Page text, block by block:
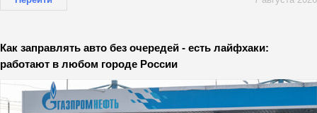
Как заправлять авто без очередей - есть лайфхаки:
работают в любом городе России